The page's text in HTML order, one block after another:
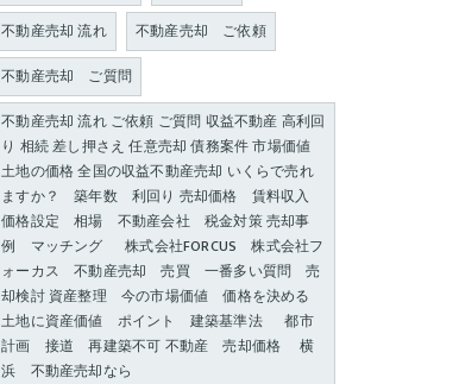
不動産売却 流れ
不動産売却 ご依頼
不動産売却 ご質問
不動産売却 流れ ご依頼 ご質問 収益不動産 高利回
り 相続 差し押さえ 任意売却 債務案件 市場価値
土地の価格 全国の収益不動産売却 いくらで売れ
ますか？ 築年数 利回り 売却価格 賃料収入
価格設定 相場 不動産会社 税金対策 売却事
例 マッチング 株式会社FORCUS 株式会社フ
ォーカス 不動産売却 売買 一番多い質問 売
却検討 資産整理 今の市場価値 価格を決める
土地に資産価値 ポイント 建築基準法 都市
計画 接道 再建築不可 不動産 売却価格 横
浜 不動産売却なら